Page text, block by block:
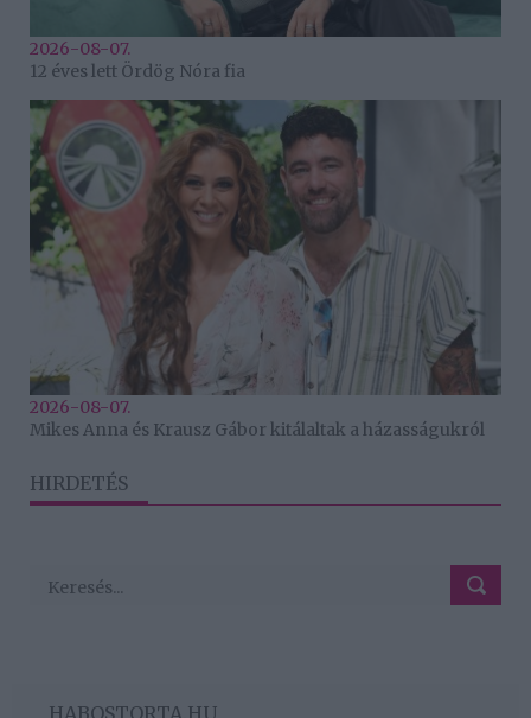
2026-08-07.
12 éves lett Ördög Nóra fia
2026-08-07.
Mikes Anna és Krausz Gábor kitálaltak a házasságukról
HIRDETÉS
HABOSTORTA.HU